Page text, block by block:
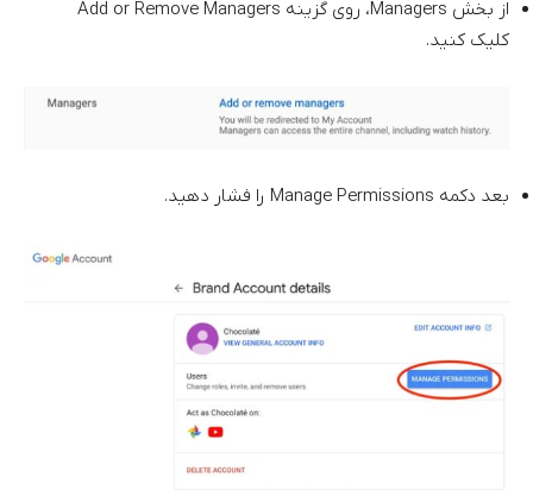
از بخش Managers، روی گزینه Add or Remove Managers
کلیک کنید.
بعد دکمه Manage Permissions را فشار دهید.